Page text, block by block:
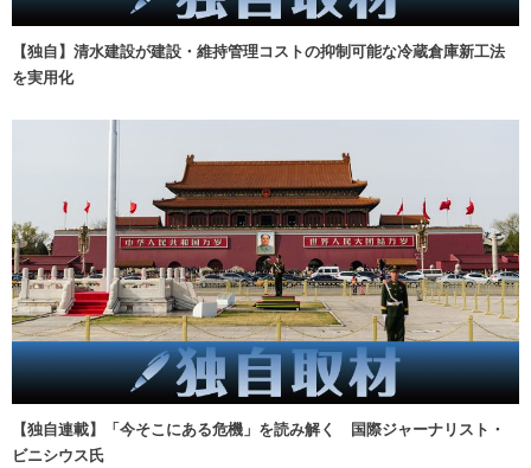
【独自】清水建設が建設・維持管理コストの抑制可能な冷蔵倉庫新工法
を実用化
【独自連載】「今そこにある危機」を読み解く 国際ジャーナリスト・
ビニシウス氏